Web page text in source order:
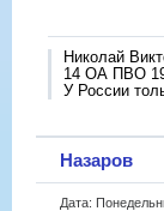
Николай
14 ОА ПВО
У России
Назаров
Дата: